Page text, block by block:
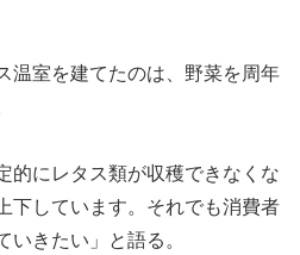
温室を建てたのは、野菜を周年
的にレタス類が収穫できなくな
下しています。それでも消費者
きたい」と語る。